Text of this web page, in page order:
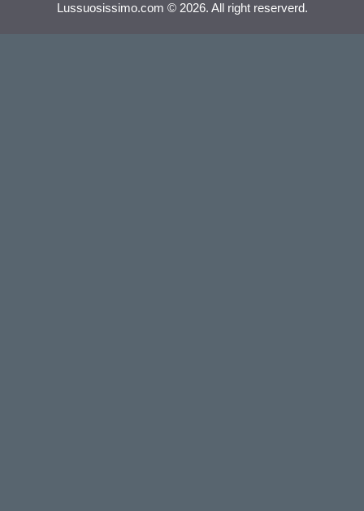
Lussuosissimo.com © 2026. All right reserverd.